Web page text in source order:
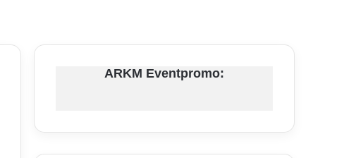
ARKM Eventpromo: